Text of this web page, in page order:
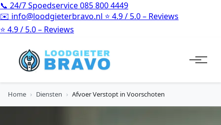
📞 24/7 Spoedservice085 800 4449
✉️ info@loodgieterbravo.nl ⭐ 4.9 / 5.0 – Reviews
⭐ 4.9 / 5.0 – Reviews
Home › Diensten › Afvoer Verstopt in Voorschoten